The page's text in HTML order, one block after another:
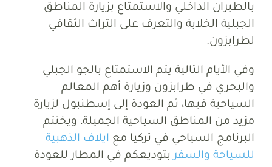
بالطيران الداخلي والاستمتاع بزيارة المناطق
الجبلية الخلابة والتعرف على التراث الثقافي
لطرابزون.
وفي الأيام التالية يتم الاستمتاع بالجو الجبلي
والبحري في طرابزون وزيارة أهم المعالم
السياحية فيها، ثم العودة إلى إسطنبول لزيارة
مزيد من المناطق السياحية الجميلة، ويختتم
البرنامج السياحي في تركيا مع ايلاف الذهبية
للسياحة والسفر بتوديعكم في المطار للعودة